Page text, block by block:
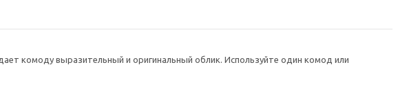
комоду выразительный и оригинальный облик. Используйте один комод или